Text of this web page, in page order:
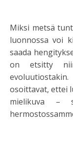
Miksi metsä tuntuu niin hyvältä? Miksi jo lyhyt kävely
luonnossa voi
saada
on etsitty
osoittavat, ettei
mielikuva –